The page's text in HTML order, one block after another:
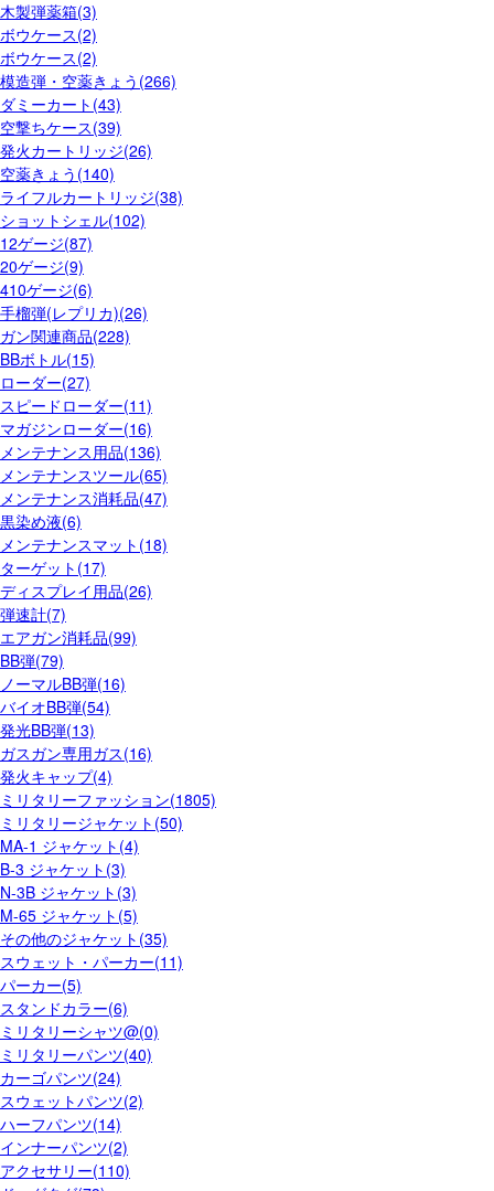
木製弾薬箱(3)
ボウケース(2)
ボウケース(2)
模造弾・空薬きょう(266)
ダミーカート(43)
空撃ちケース(39)
発火カートリッジ(26)
空薬きょう(140)
ライフルカートリッジ(38)
ショットシェル(102)
12ゲージ(87)
20ゲージ(9)
410ゲージ(6)
手榴弾(レプリカ)(26)
ガン関連商品(228)
BBボトル(15)
ローダー(27)
スピードローダー(11)
マガジンローダー(16)
メンテナンス用品(136)
メンテナンスツール(65)
メンテナンス消耗品(47)
黒染め液(6)
メンテナンスマット(18)
ターゲット(17)
ディスプレイ用品(26)
弾速計(7)
エアガン消耗品(99)
BB弾(79)
ノーマルBB弾(16)
バイオBB弾(54)
発光BB弾(13)
ガスガン専用ガス(16)
発火キャップ(4)
ミリタリーファッション(1805)
ミリタリージャケット(50)
MA-1 ジャケット(4)
B-3 ジャケット(3)
N-3B ジャケット(3)
M-65 ジャケット(5)
その他のジャケット(35)
スウェット・パーカー(11)
パーカー(5)
スタンドカラー(6)
ミリタリーシャツ@(0)
ミリタリーパンツ(40)
カーゴパンツ(24)
スウェットパンツ(2)
ハーフパンツ(14)
インナーパンツ(2)
アクセサリー(110)